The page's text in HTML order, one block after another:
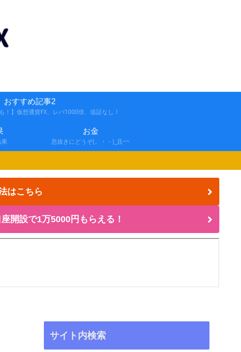
おすすめ記事2
！】仮想通貨FX、レバ1000倍、追証なし！
果
お金
息抜きにどうぞ(。・・)_且~~
はこちら
開設で1万5000円もらえる！
サイト内検索